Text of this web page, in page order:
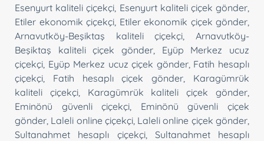
Esenyurt kaliteli çiçekçi Esenyurt kaliteli çiçek gönder
Etiler ekonomik çiçekçi Etiler ekonomik çiçek gönder
Arnavutköy-Beşiktaş kaliteli çiçekçi ,Arnavutköy-
Beşiktaş kaliteli çiçek gönder
Eyüp Merkez ucuz
çiçekçi Eyüp Merkez ucuz çiçek gönder, Fatih hesaplı
çiçekçi
Fatih hesaplı çiçek gönder
Karagümrük
kaliteli çiçekçi, Karagümrük kaliteli çiçek gönder
Eminönü güvenli çiçekçi
Eminönü güvenli çiçek
gönder Laleli online çiçekçi, Laleli online çiçek gönder
Sultanahmet hesaplı çiçekçi, Sultanahmet hesaplı